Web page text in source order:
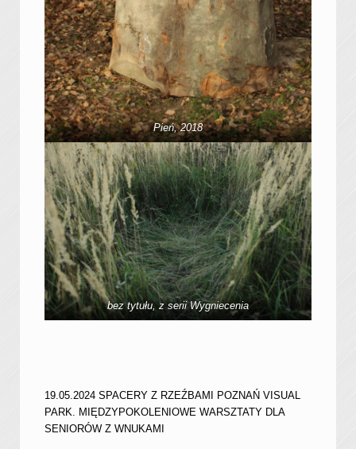
Pień, 2018
bez tytułu, z serii Wygniecenia
19.05.2024 SPACERY Z RZEŹBAMI POZNAŃ VISUAL
PARK. MIĘDZYPOKOLENIOWE WARSZTATY DLA
SENIORÓW Z WNUKAMI